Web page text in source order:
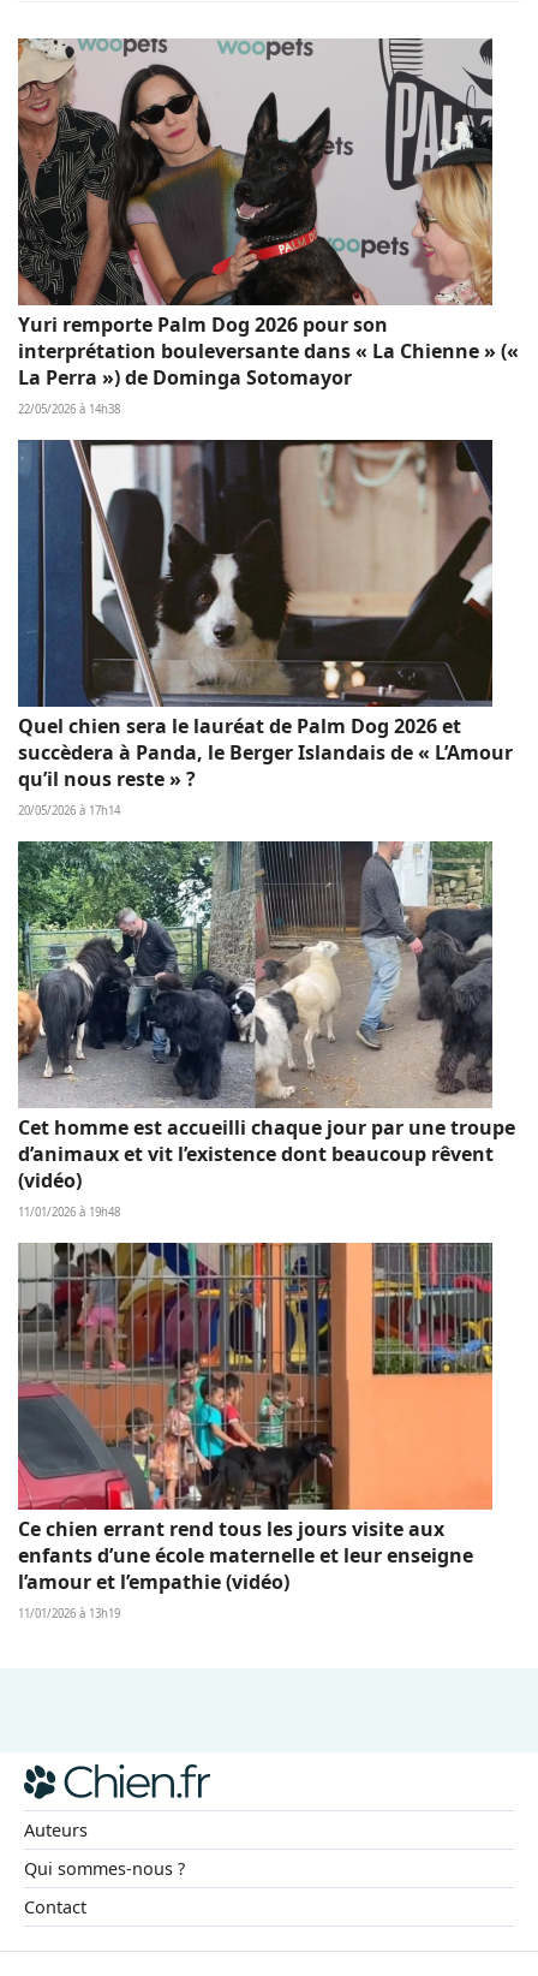
Yuri remporte Palm Dog 2026 pour son
interprétation bouleversante dans « La Chienne » («
La Perra ») de Dominga Sotomayor
22/05/2026 à 14h38
Quel chien sera le lauréat de Palm Dog 2026 et
succèdera à Panda, le Berger Islandais de « L’Amour
qu’il nous reste » ?
20/05/2026 à 17h14
Cet homme est accueilli chaque jour par une troupe
d’animaux et vit l’existence dont beaucoup rêvent
(vidéo)
11/01/2026 à 19h48
Ce chien errant rend tous les jours visite aux
enfants d’une école maternelle et leur enseigne
l’amour et l’empathie (vidéo)
11/01/2026 à 13h19
Auteurs
Qui sommes-nous ?
Contact